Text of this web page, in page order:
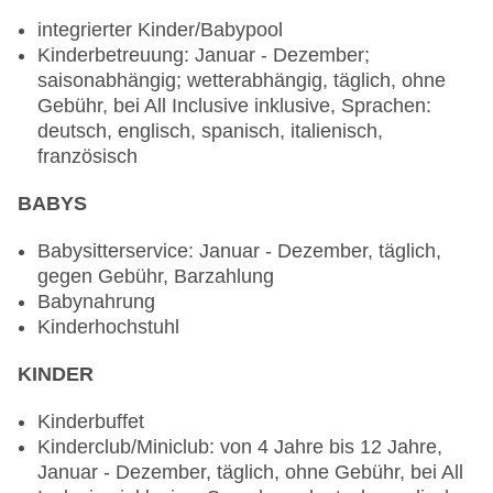
Restaurants: 4
Hauptrestaurant „ATLANTIS“: Küche: französisch,
international, italienisch, landestypisch,
mediterran, orientalisch, regional, spanisch,
Fisch/Meeresfrüchte, Grillgerichte, Sushi,
inklusive, leichte Gerichte: ohne Gebühr, bei All
Gebühr, bei All Inclusive inklusive, Trennkost: bei
All Inclusive inklusive, vegetarische Gerichte:
ohne Gebühr, bei All Inclusive inklusive, Buffet,
Showcooking, Afternoon Tea, ohne Gebühr, bei
Raucherbereich, Kinderhochstuhl, angemessene
Kleidung erwünscht
Spezialitätenrestaurant „Cafe Del Mar“: Küche:
mediterran, Fisch/Meeresfrüchte, leichte
Gerichte: ohne Gebühr, bei All Inclusive inklusive,
integrierter Kinder/Babypool
Kinderbetreuung: Januar - Dezember;
saisonabhängig; wetterabhängig, täglich, ohne
Gebühr, bei All Inclusive inklusive, Sprachen:
deutsch, englisch, spanisch, italienisch,
französisch
BABYS
Babysitterservice: Januar - Dezember, täglich,
gegen Gebühr, Barzahlung
Babynahrung
Kinderhochstuhl
KINDER
Kinderbuffet
Kinderclub/Miniclub: von 4 Jahre bis 12 Jahre,
Januar - Dezember, täglich, ohne Gebühr, bei All